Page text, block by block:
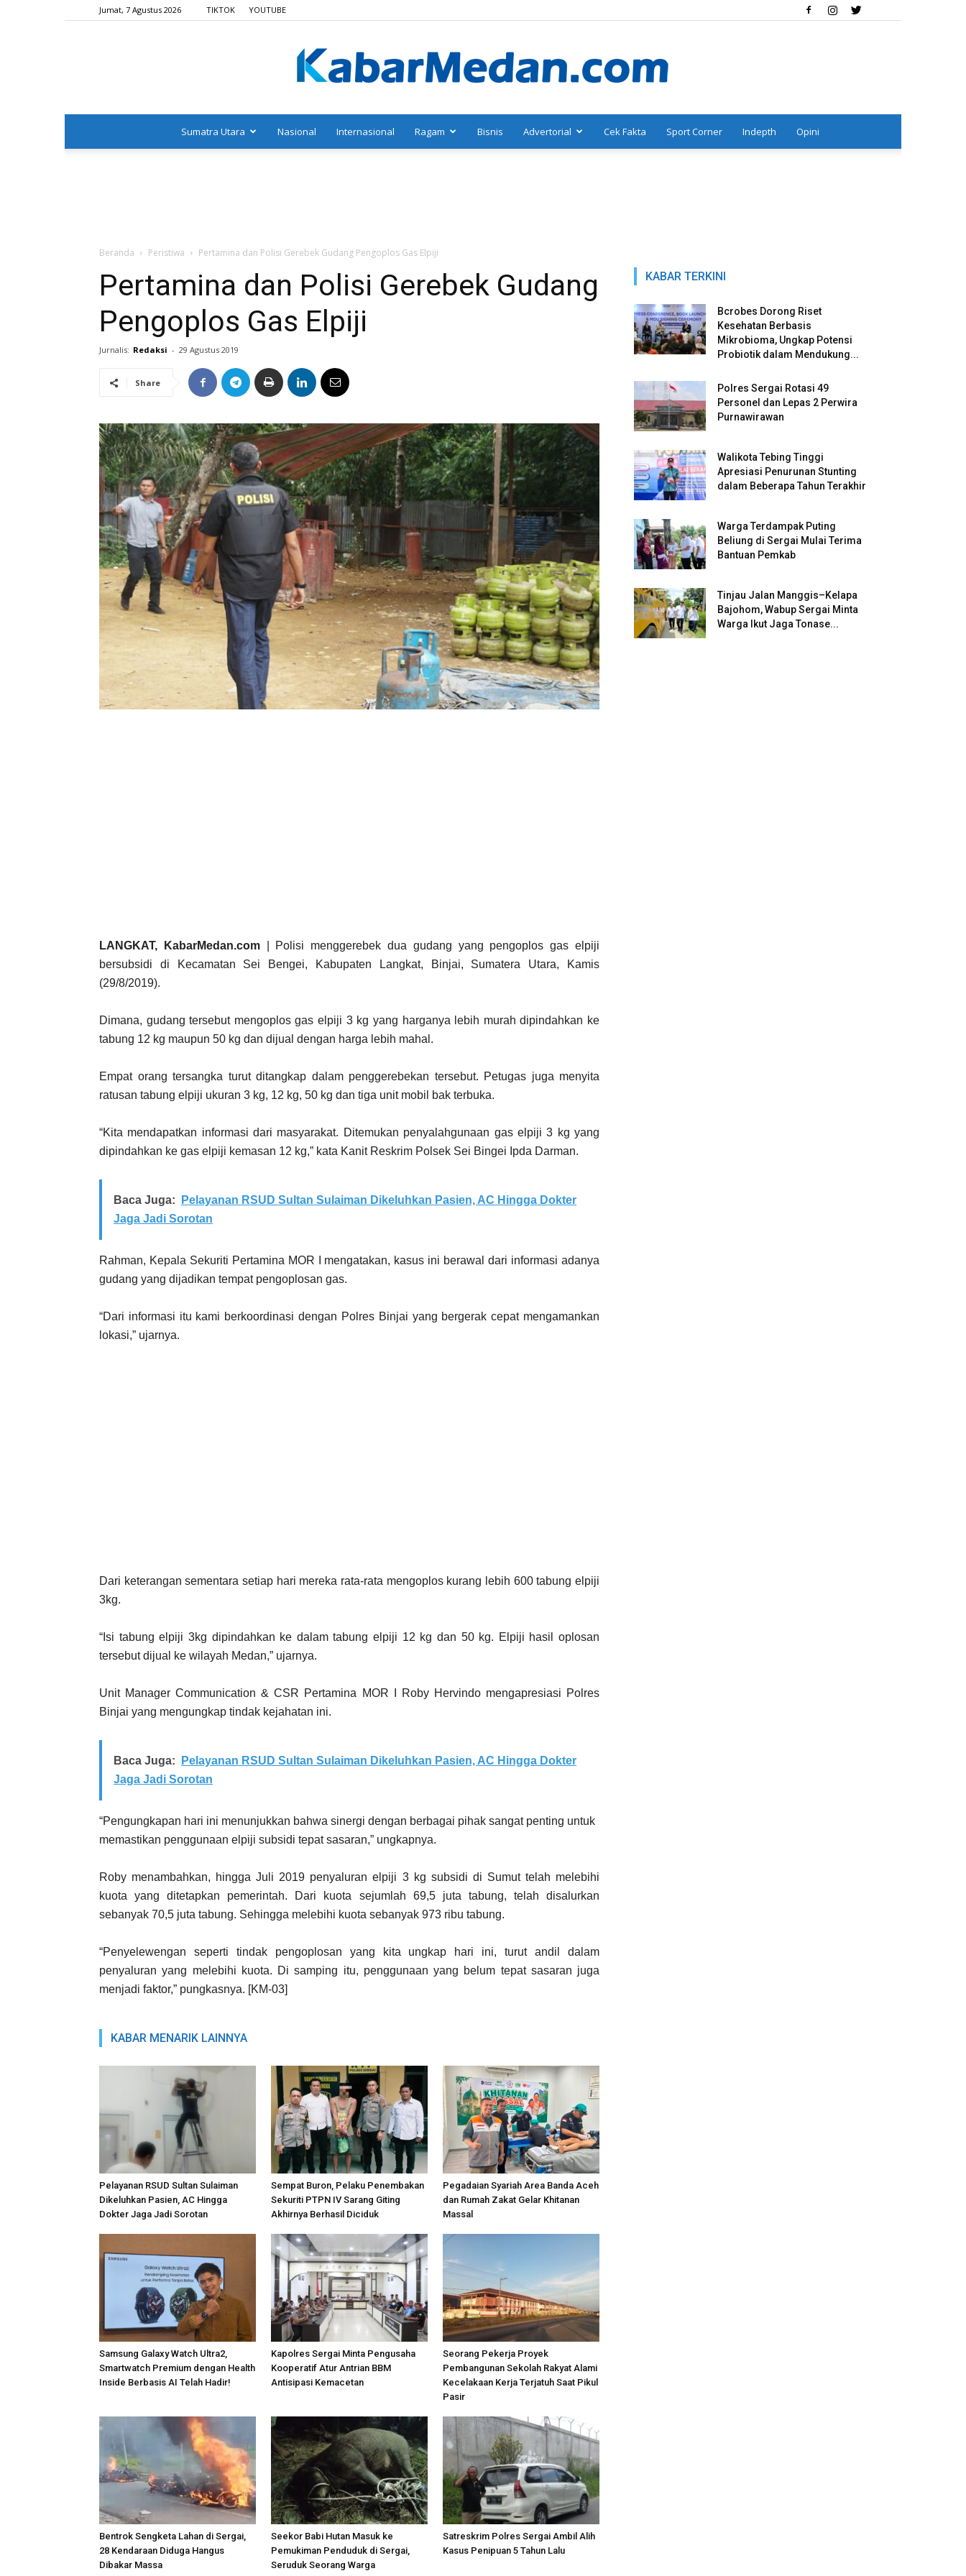
Jumat, 7 Agustus 2026 TIKTOK YOUTUBE
Sumatra Utara Nasional Internasional Ragam Bisnis Advertorial Cek Fakta Sport Corner Indepth Opini
Beranda Peristiwa Pertamina dan Polisi Gerebek Gudang Pengoplos Gas Elpiji
Pertamina dan Polisi Gerebek Gudang
Pengoplos Gas Elpiji
Jurnalis: Redaksi - 29 Agustus 2019
Share
LANGKAT, KabarMedan.com| Polisi menggerebek dua gudang yang pengoplos gas elpiji
bersubsidi di Kecamatan Sei Bengei, Kabupaten Langkat, Binjai, Sumatera Utara, Kamis
(29/8/2019).
Dimana, gudang tersebut mengoplos gas elpiji 3 kg yang harganya lebih murah dipindahkan ke
tabung 12 kg maupun 50 kg dan dijual dengan harga lebih mahal.
Empat orang tersangka turut ditangkap dalam penggerebekan tersebut. Petugas juga menyita
ratusan tabung elpiji ukuran 3 kg, 12 kg, 50 kg dan tiga unit mobil bak terbuka.
“Kita mendapatkan informasi dari masyarakat. Ditemukan penyalahgunaan gas elpiji 3 kg yang
dipindahkan ke gas elpiji kemasan 12 kg,” kata Kanit Reskrim Polsek Sei Bingei Ipda Darman.
Baca Juga:
Pelayanan RSUD Sultan Sulaiman Dikeluhkan Pasien, AC Hingga Dokter
Jaga Jadi Sorotan
Rahman, Kepala Sekuriti Pertamina MOR I mengatakan, kasus ini berawal dari informasi adanya
gudang yang dijadikan tempat pengoplosan gas.
“Dari informasi itu kami berkoordinasi dengan Polres Binjai yang bergerak cepat mengamankan
lokasi,” ujarnya.
Dari keterangan sementara setiap hari mereka rata-rata mengoplos kurang lebih 600 tabung elpiji
3kg.
“Isi tabung elpiji 3kg dipindahkan ke dalam tabung elpiji 12 kg dan 50 kg. Elpiji hasil oplosan
tersebut dijual ke wilayah Medan,” ujarnya.
Unit Manager Communication & CSR Pertamina MOR I Roby Hervindo mengapresiasi Polres
Binjai yang mengungkap tindak kejahatan ini.
Baca Juga:
Pelayanan RSUD Sultan Sulaiman Dikeluhkan Pasien, AC Hingga Dokter
Jaga Jadi Sorotan
“Pengungkapan hari ini menunjukkan bahwa sinergi dengan berbagai pihak sangat penting untuk
memastikan penggunaan elpiji subsidi tepat sasaran,” ungkapnya.
Roby menambahkan, hingga Juli 2019 penyaluran elpiji 3 kg subsidi di Sumut telah melebihi
kuota yang ditetapkan pemerintah. Dari kuota sejumlah 69,5 juta tabung, telah disalurkan
sebanyak 70,5 juta tabung. Sehingga melebihi kuota sebanyak 973 ribu tabung.
“Penyelewengan seperti tindak pengoplosan yang kita ungkap hari ini, turut andil dalam
penyaluran yang melebihi kuota. Di samping itu, penggunaan yang belum tepat sasaran juga
menjadi faktor,” pungkasnya. [KM-03]
KABAR MENARIK LAINNYA
Pelayanan RSUD Sultan Sulaiman
Dikeluhkan Pasien, AC Hingga
Dokter Jaga Jadi Sorotan
Sempat Buron, Pelaku Penembakan
Sekuriti PTPN IV Sarang Giting
Akhirnya Berhasil Diciduk
Pegadaian Syariah Area Banda Aceh
dan Rumah Zakat Gelar Khitanan
Massal
Samsung Galaxy Watch Ultra2,
Smartwatch Premium dengan Health
Inside Berbasis AI Telah Hadir!
Kapolres Sergai Minta Pengusaha
Kooperatif Atur Antrian BBM
Antisipasi Kemacetan
Seorang Pekerja Proyek
Pembangunan Sekolah Rakyat Alami
Kecelakaan Kerja Terjatuh Saat Pikul
Pasir
Bentrok Sengketa Lahan di Sergai,
28 Kendaraan Diduga Hangus
Dibakar Massa
Seekor Babi Hutan Masuk ke
Pemukiman Penduduk di Sergai,
Seruduk Seorang Warga
Satreskrim Polres Sergai Ambil Alih
Kasus Penipuan 5 Tahun Lalu
KABAR TERKINI
Bcrobes Dorong Riset
Kesehatan Berbasis
Mikrobioma, Ungkap Potensi
Probiotik dalam Mendukung...
Polres Sergai Rotasi 49
Personel dan Lepas 2 Perwira
Purnawirawan
Walikota Tebing Tinggi
Apresiasi Penurunan Stunting
dalam Beberapa Tahun Terakhir
Warga Terdampak Puting
Beliung di Sergai Mulai Terima
Bantuan Pemkab
Tinjau Jalan Manggis–Kelapa
Bajohom, Wabup Sergai Minta
Warga Ikut Jaga Tonase...